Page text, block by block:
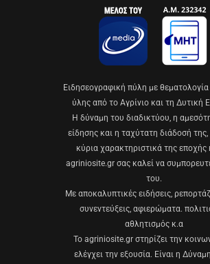
Eιδησεογραφική πύλη με θεματολογία
ύλης από το Αγρίνιο και τη Δυτική
Η δύναμη του διαδικτύου, η
είδησης και η ταχύτατη διάδοσή της,
κύρια χαρακτηριστικά της εποχής
agriniosite.gr σας καλεί να
του.
Με αποκαλυπτικές ειδήσεις,
συνεντεύξεις, αφιερώματα.
αθλητισμός κ.α
Το agriniosite.gr στηρίζει την
ελέγχει την εξουσία. Είναι η